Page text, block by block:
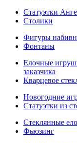
Статуэтки
Столики
Фигуры
Фонтаны
Елочные
заказчика
Кварцевое
Новогодние
Статуэтки из
Стеклянные
Фьюзинг